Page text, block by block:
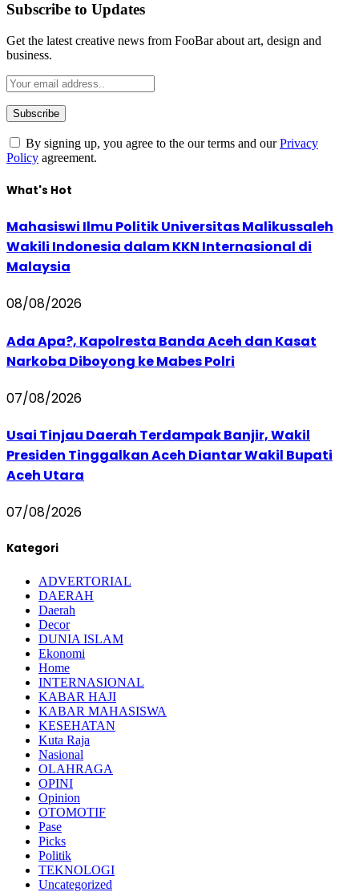
Subscribe to Updates
Get the latest creative news from FooBar about art, design and
business.
By signing up, you agree to the our terms and ourPrivacy
Policy agreement.
What's Hot
Mahasiswi Ilmu Politik Universitas Malikussaleh
Wakili Indonesia dalam KKN Internasional di
Malaysia
08/08/2026
Ada Apa?, Kapolresta Banda Aceh dan Kasat
Narkoba Diboyong ke Mabes Polri
07/08/2026
Usai Tinjau Daerah Terdampak Banjir, Wakil
Presiden Tinggalkan Aceh Diantar Wakil Bupati
Aceh Utara
07/08/2026
Kategori
ADVERTORIAL
DAERAH
Daerah
Decor
DUNIA ISLAM
Ekonomi
Home
INTERNASIONAL
KABAR HAJI
KABAR MAHASISWA
KESEHATAN
Kuta Raja
Nasional
OLAHRAGA
OPINI
Opinion
OTOMOTIF
Pase
Picks
Politik
TEKNOLOGI
Uncategorized